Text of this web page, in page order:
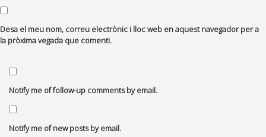
Desa el meu nom, correu electrònic i lloc web en aquest navegador per a
la pròxima vegada que comenti.
Notify me of follow-up comments by email.
Notify me of new posts by email.